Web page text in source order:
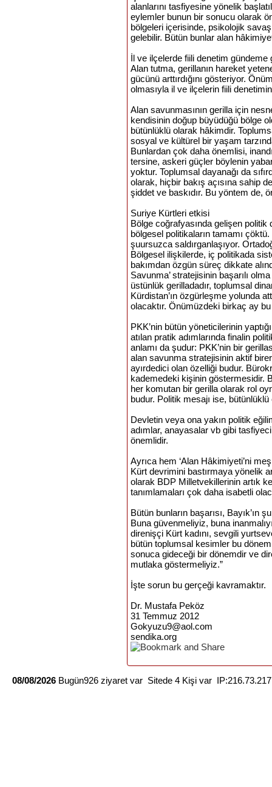
alanlarını tasfiyesine yönelik
eylemler bunun bir sonucu olarak
bölgeleri içerisinde, psikolojik
gelebilir. Bütün bunlar alan
İl ve ilçelerde fiili denetim gündeme
Alan tutma, gerillanın hareket
gücünü arttırdığını gösteriyor.
olmasıyla il ve ilçelerin fiili
Alan savunmasının gerilla için
kendisinin doğup büyüdüğü bölge
bütünlüklü olarak hâkimdir.
sosyal ve kültürel bir yaşam
Bunlardan çok daha önemlisi,
tersine, askeri güçler böylenin
yoktur. Toplumsal dayanağı da
olarak, hiçbir bakış açısına sahip
şiddet ve baskıdır. Bu yöntem de,
Suriye Kürtleri etkisi
Bölge coğrafyasında gelişen
bölgesel politikaların tamamı
şuursuzca saldırganlaşıyor.
Bölgesel ilişkilerde, iç politikada
bakımdan özgün süreç dikkate
Savunma’ stratejisinin başarılı
üstünlük gerilladadır, toplumsal
Kürdistan’ın özgürleşme yolunda
olacaktır. Önümüzdeki birkaç ay
PKK’nin bütün yöneticilerinin
atılan pratik adımlarında finalin
anlamı da şudur: PKK’nin bir
alan savunma stratejisinin aktif
ayırdedici olan özelliği budur.
kademedeki kişinin göstermesidir.
her komutan bir gerilla olarak rol
budur. Politik mesajı ise,
Devletin veya ona yakın politik
adımlar, anayasalar vb gibi
önemlidir.
Ayrıca hem ‘Alan Hâkimiyeti’ni
Kürt devrimini bastırmaya yönelik
olarak BDP Milletvekillerinin artık
tanımlamaları çok daha isabetli
Bütün bunların başarısı, Bayık’ın
Buna güvenmeliyiz, buna
direnişçi Kürt kadını, sevgili
bütün toplumsal kesimler bu
sonuca gideceği bir dönemdir ve
mutlaka göstermeliyiz.”
İşte sorun bu gerçeği kavramaktır.
Dr. Mustafa Peköz
31 Temmuz 2012
Gokyuzu9@aol.com
sendika.org
08/08/2026 Bugün926 ziyaret var Sitede 4 Kişi var